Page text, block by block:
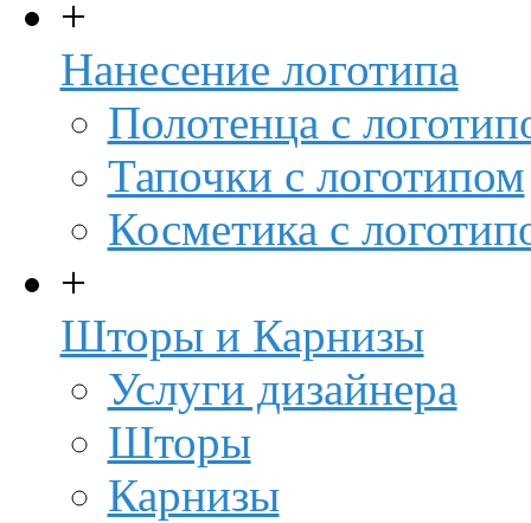
+
Нанесение логотипа
Полотенца с
Тапочки с логотипом
Косметика с
+
Шторы и Карнизы
Услуги дизайнера
Шторы
Карнизы